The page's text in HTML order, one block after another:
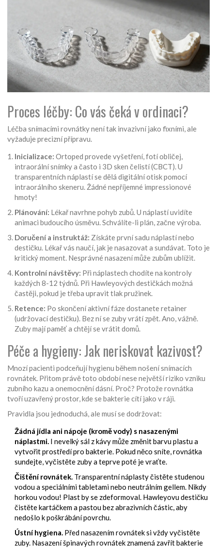
Proces léčby: Co vás čeká v ordinaci?
Léčba snímacími rovnátky není tak invazivní jako fixními, ale
vyžaduje precizní přípravu.
Inicializace: Ortoped provede vyšetření, fotí obličej,
intraorální snímky a často i 3D sken čelistí (CBCT). U
transparentních náplastí se dělá digitální otisk pomocí
intraorálního skeneru. Žádné nepříjemné impressionové
hmoty!
Plánování: Lékař navrhne pohyb zubů. U náplastí uvidíte
animaci budoucího úsměvu. Schválíte-li plán, začne výroba.
Doručení a instruktáž: Získáte první sadu náplastí nebo
destičku. Lékař vás naučí, jak je nasazovat a sundávat. Toto je
kritický moment. Nesprávné nasazení může zubům ublížit.
Kontrolní návštěvy: Při náplastech chodíte na kontroly
každých 8-12 týdnů. Při Hawleyových destičkách možná
častěji, pokud je třeba upravit tlak pružinek.
Retence: Po skončení aktivní fáze dostanete retainer
(udržovací destičku). Bez ní se zuby vrátí zpět. Ano, vážně.
Zuby mají paměť a chtějí se vrátit domů.
Péče a hygieny: Jak neriskovat kazivost?
Mnozí pacienti podceňují hygienu během nošení snímacích
rovnátek. Přitom právě toto období nese největší riziko vzniku
zubního kazu a onemocnění dásní. Proč? Protože rovnátka
tvoří uzavřený prostor, kde se bakterie cítí jako v ráji.
Pravidla jsou jednoduchá, ale musí se dodržovat:
Žádná jídla ani nápoje (kromě vody) s nasazenými
náplastmi. I nevelký sál z kávy může změnit barvu plastu a
vytvořit prostředí pro bakterie. Pokud něco sníte, rovnátka
sundejte, vyčistěte zuby a teprve poté je vraťte.
Čištění rovnátek. Transparentní náplasty čistěte studenou
vodou a speciálními tabletami nebo neutrálním gellem. Nikdy
horkou vodou! Plast by se zdeformoval. Hawleyovu destičku
čistěte kartáčkem a pastou bez abrazivních částic, aby
nedošlo k poškrábání povrchu.
Ústní hygiena. Před nasazením rovnátek si vždy vyčistěte
zuby. Nasazení špinavých rovnátek znamená zavřít bakterie